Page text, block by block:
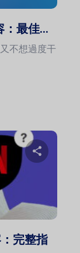
最佳...
不想過度干
完整指